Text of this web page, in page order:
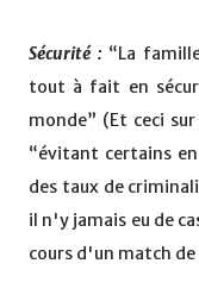
Sécurité : “La
tout à fait en
monde” (Et ceci
“évitant certains
des taux de
il n'y jamais eu de
cours d'un match